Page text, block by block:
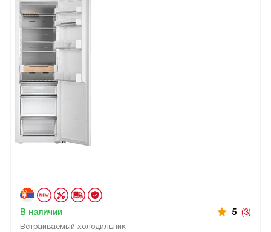
Встраиваемый холодильник
В наличии 5 (3)